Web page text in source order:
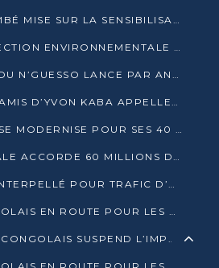
PAUL VALISE MATOMBÉ MISE SUR LA SENSIBILISATION POUR ÉRAQUER LE GRAND BANDITISME
UNE NOUVELLE DIRECTION ENVIRONNEMENTALE POUR RENFORCER LA GESTION DES DONNÉES AU CONGO
LE PRÉSIDENT SASSOU N’GUESSO LANCE PAR ANTICIPATION LA 39ÈME JOURNÉE NATIONALE DE L’ARBRE
L’ASSOCIATION LES AMIS D’YVON KABA APPELLENT DENIS SASSOU N’GUESSO À SE PORTER CANDIDAT
CONGO : LE BCBTP SE MODERNISE POUR SES 40 ANS D’EXISTENCE
LA BANQUE MONDIALE ACCORDE 60 MILLIONS DE DOLLARS POUR LA RÉSILIENCE URBAINE AU CONGO
NKAYI : UN HOMME INTERPELLÉ POUR TRAFIC D’UN BÉBÉ CHIMPANZÉ
55 ÉTUDIANTS CONGOLAIS EN ROUTE POUR LES UNIVERSITÉS ALGÉRIENNES
LE GOUVERNEMENT CONGOLAIS SUSPEND L’IMPORTATION DES MACHETTES ET DES MOTOS